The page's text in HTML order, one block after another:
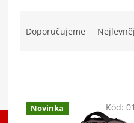
Doporučujeme
V Novinka Kód: